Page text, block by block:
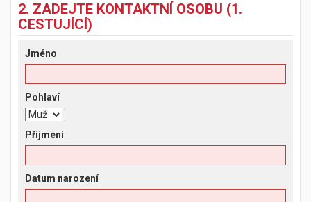
2. ZADEJTE KONTAKTNÍ OSOBU (1.
CESTUJÍCÍ)
Jméno
Pohlaví
Příjmení
Datum narození